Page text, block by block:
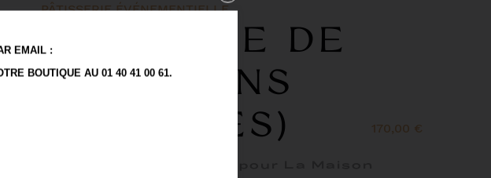
EMAIL :
BOUTIQUE AU 01 40 41 00 61.
PÂTISSERIE ÉVÉNEMENTIELLE
PYRAMIDE DE
MACARONS
(56 PIÈCES)
170,00 €